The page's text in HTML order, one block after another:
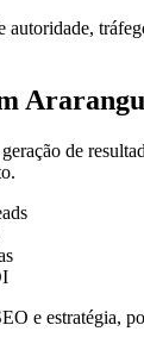
autoridade,
de
e estratégia,